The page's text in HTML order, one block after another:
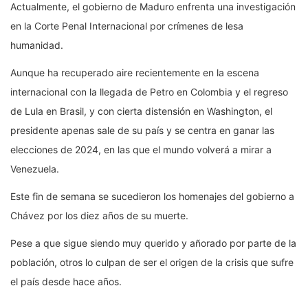
Actualmente, el gobierno de Maduro enfrenta una investigación
en la Corte Penal Internacional por crímenes de lesa
humanidad.
Aunque ha recuperado aire recientemente en la escena
internacional con la llegada de Petro en Colombia y el regreso
de Lula en Brasil, y con cierta distensión en Washington, el
presidente apenas sale de su país y se centra en ganar las
elecciones de 2024, en las que el mundo volverá a mirar a
Venezuela.
Este fin de semana se sucedieron los homenajes del gobierno a
Chávez por los diez años de su muerte.
Pese a que sigue siendo muy querido y añorado por parte de la
población, otros lo culpan de ser el origen de la crisis que sufre
el país desde hace años.